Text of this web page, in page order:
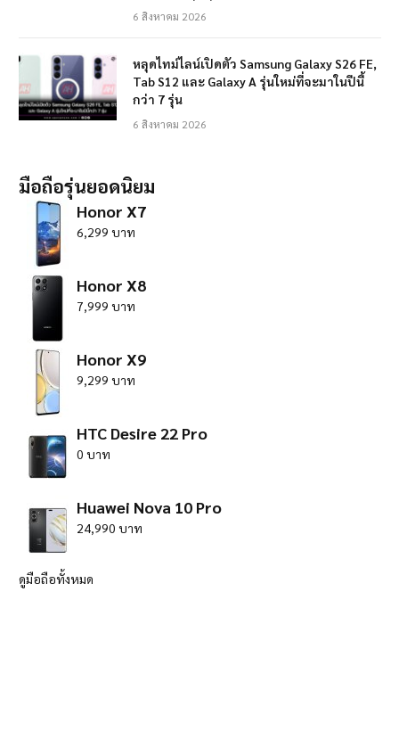
6 สิงหาคม 2026
หลุดไทม์ไลน์เปิดตัว Samsung Galaxy S26 FE,
Tab S12 และ Galaxy A รุ่นใหม่ที่จะมาในปีนี้
กว่า 7 รุ่น
6 สิงหาคม 2026
มือถือรุ่นยอดนิยม
Honor X7
6,299 บาท
Honor X8
7,999 บาท
Honor X9
9,299 บาท
HTC Desire 22 Pro
0 บาท
Huawei Nova 10 Pro
24,990 บาท
ดูมือถือทั้งหมด